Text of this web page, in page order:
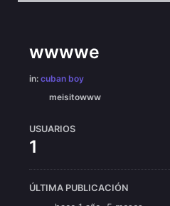
wwwwe
in: cuban boy
meisitowww
USUARIOS
1
ÚLTIMA PUBLICACIÓN